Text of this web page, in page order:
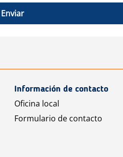
Enviar
Información de contacto
Oficina local
Formulario de contacto